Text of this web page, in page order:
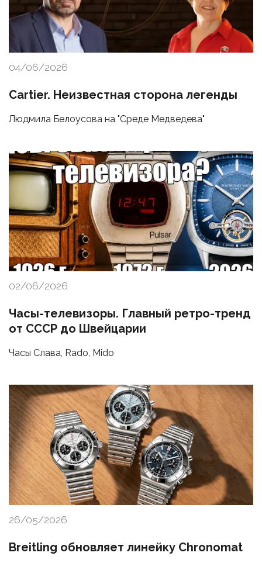
04/06/2026
Cartier. Неизвестная сторона легенды
Людмила Белоусова на "Среде Медведева"
02/06/2026
Часы-телевизоры. Главный ретро-тренд
от СССР до Швейцарии
Часы Слава, Rado, Mido
26/05/2026
Breitling обновляет линейку Chronomat